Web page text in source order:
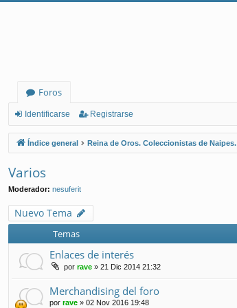
Foros
Identificarse Registrarse
Índice general Reina de Oros. Coleccionistas de Naipes.
Varios
Moderador: nesuferit
Nuevo Tema
Temas
Enlaces de interés
por rave » 21 Dic 2014 21:32
Merchandising del foro
por rave » 02 Nov 2016 19:48